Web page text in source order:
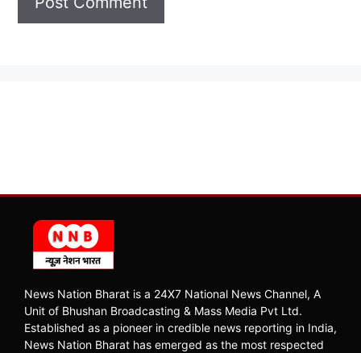
News Nation Bharat is a 24X7 National News Channel, A
Unit of Bhushan Broadcasting & Mass Media Pvt Ltd.
Established as a pioneer in credible news reporting in India,
News Nation Bharat has emerged as the most respected